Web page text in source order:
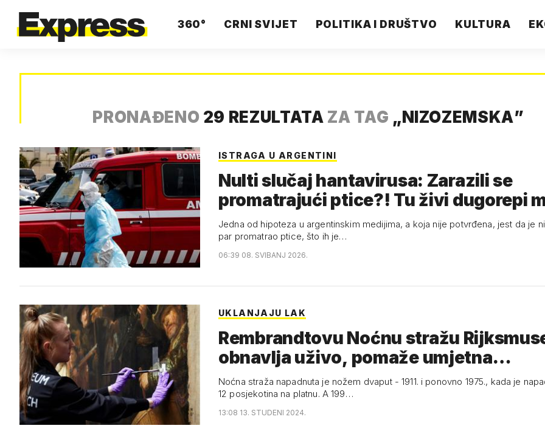
360° CRNI SVIJET POLITIKA I DRUŠTVO KULTURA
PRONAĐENO 29 REZULTATA ZA TAG „NIZOZEMSKA”
ISTRAGA U ARGENTINI
Nulti slučaj hantavirusa: Zarazili se
promatrajući ptice?! Tu živi dugorepi
Jedna od hipoteza u argentinskim medijima, a koja nije potvrđena, jest da je nizozemski
par promatrao ptice, što ih je…
06:39 08. SVIBANJ 2026.
UKLANJAJU LAK
Rembrandtovu Noćnu stražu
obnavlja uživo, pomaže umjetna
inteligenc…
Noćna straža napadnuta je nožem dvaput - 1911. i ponovno 1975., kada je
12 posjekotina na platnu. A 199…
13:08 13. STUDENI 2024.